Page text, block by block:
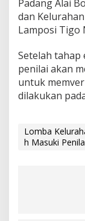
Padang Alai
dan
Lamposi Tigo
Setelah tahap
penilai akan
untuk
dilakukan
Lomba
h Masuki